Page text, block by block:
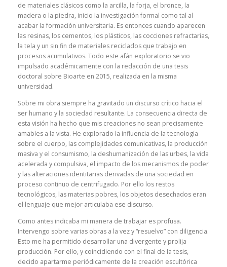
de materiales clásicos como la arcilla, la forja, el bronce, la
madera o la piedra, inicio la investigación formal como tal al
acabar la formación universitaria. Es entonces cuando aparecen
las resinas, los cementos, los plásticos, las cocciones refractarias,
la tela y un sin fin de materiales reciclados que trabajo en
procesos acumulativos. Todo este afán exploratorio se vio
impulsado académicamente con la redacción de una tesis
doctoral sobre Bioarte en 2015, realizada en la misma
universidad.
Sobre mi obra siempre ha gravitado un discurso crítico hacia el
ser humano y la sociedad resultante. La consecuencia directa de
esta visión ha hecho que mis creaciones no sean precisamente
amables a la vista. He explorado la influencia de la tecnología
sobre el cuerpo, las complejidades comunicativas, la producción
masiva y el consumismo, la deshumanización de las urbes, la vida
acelerada y compulsiva, el impacto de los mecanismos de poder
y las alteraciones identitarias derivadas de una sociedad en
proceso continuo de centrifugado. Por ello los restos
tecnológicos, las materias pobres, los objetos desechados eran
el lenguaje que mejor articulaba ese discurso.
Como antes indicaba mi manera de trabajar es profusa.
Intervengo sobre varias obras a la vez y “resuelvo” con diligencia.
Esto me ha permitido desarrollar una divergente y prolija
producción. Por ello, y coincidiendo con el final de la tesis,
decido apartarme periódicamente de la creación escultórica